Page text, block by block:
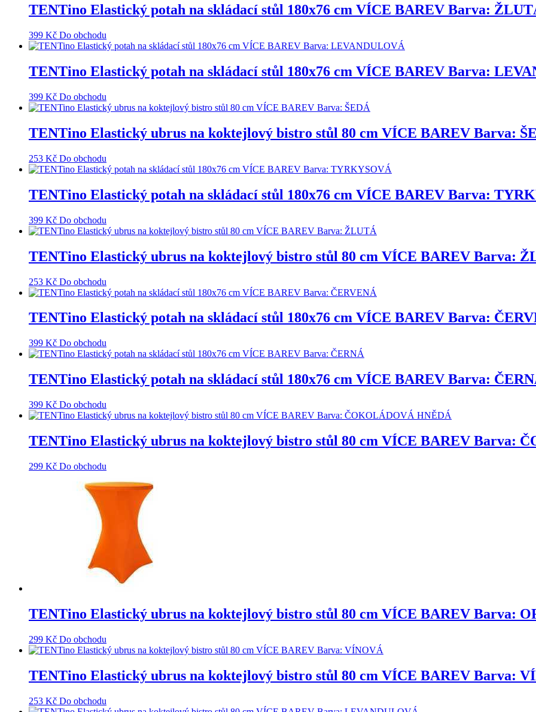
TENTino Elastický potah na skládací stůl 180x76 cm VÍCE BAREV Barva:
399 Kč Do obchodu
TENTino Elastický potah na skládací stůl 180x76 cm VÍCE BAREV Barva:
399 Kč Do obchodu
TENTino Elastický ubrus na koktejlový bistro stůl 80 cm VÍCE BAREV Barva:
253 Kč Do obchodu
TENTino Elastický potah na skládací stůl 180x76 cm VÍCE BAREV Barva:
399 Kč Do obchodu
TENTino Elastický ubrus na koktejlový bistro stůl 80 cm VÍCE BAREV Barva:
253 Kč Do obchodu
TENTino Elastický potah na skládací stůl 180x76 cm VÍCE BAREV Barva:
399 Kč Do obchodu
TENTino Elastický potah na skládací stůl 180x76 cm VÍCE BAREV Barva:
399 Kč Do obchodu
TENTino Elastický ubrus na koktejlový bistro stůl 80 cm VÍCE BAREV Barva:
299 Kč Do obchodu
TENTino Elastický ubrus na koktejlový bistro stůl 80 cm VÍCE BAREV Barva:
299 Kč Do obchodu
TENTino Elastický ubrus na koktejlový bistro stůl 80 cm VÍCE BAREV Barva:
253 Kč Do obchodu